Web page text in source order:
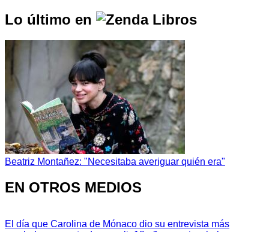
Lo último en
Beatriz Montañez: "Necesitaba averiguar quién era"
EN OTROS MEDIOS
El día que Carolina de Mónaco dio su entrevista más